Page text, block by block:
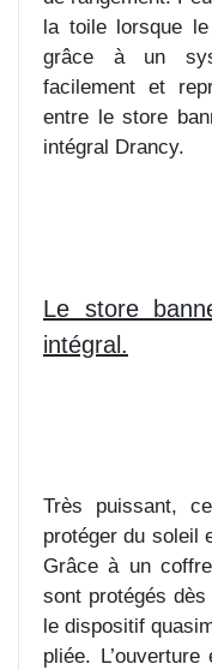
la toile lorsque
grâce à un
facilement et
entre le store
intégral Drancy.
Le store
intégral.
Très puissant,
protéger du soleil
Grâce à un
sont protégés
le dispositif
pliée.